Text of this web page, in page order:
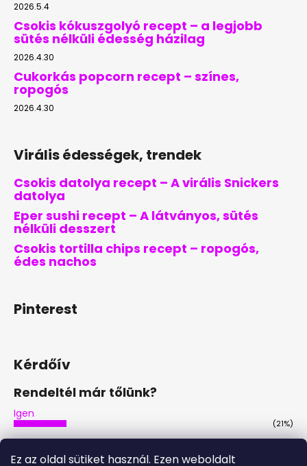
Ez az oldal sütiket használ. Ezen weboldalt
2026.5.4
Csokis kókuszgolyó recept – a legjobb
sütés nélküli édesség házilag
2026.4.30
Cukorkás popcorn recept – színes,
ropogós
2026.4.30
Virális édességek, trendek
Csokis datolya recept – A virális Snickers
datolya
Eper sushi recept – A látványos, sütés
nélküli desszert
Csokis tortilla chips recept – ropogós,
édes nachos
Pinterest
Kérdőív
Rendeltél már tőlünk?
Igen
(21%)
Nem